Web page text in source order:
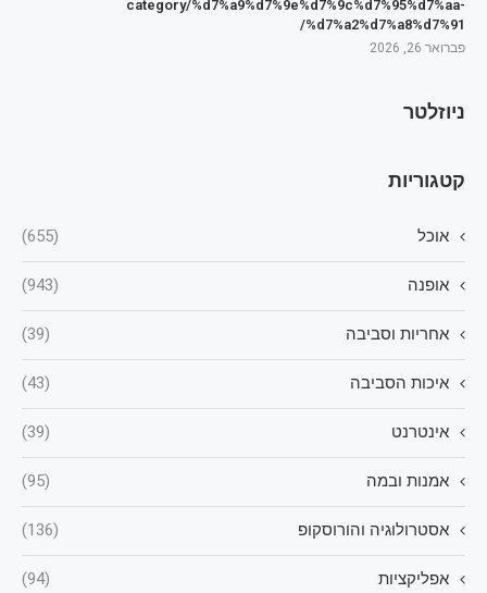
category/%d7%a9%d7%9e%d7%9c%d7%95%d7%aa-
%d7%a2%d7%a8%d7%91/
פברואר 26, 2026
ניוזלטר
קטגוריות
אוכל (655)
אופנה (943)
אחריות וסביבה (39)
איכות הסביבה (43)
אינטרנט (39)
אמנות ובמה (95)
אסטרולוגיה והורוסקופ (136)
אפליקציות (94)